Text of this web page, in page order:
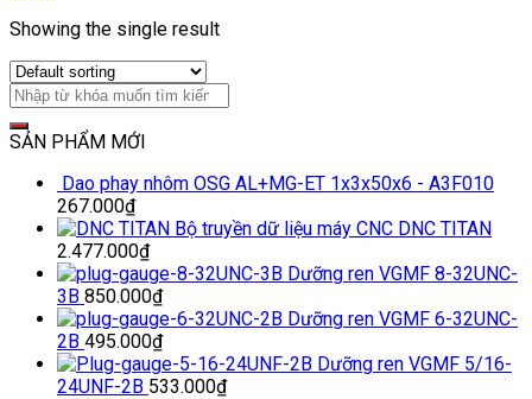
Showing the single result
SẢN PHẨM MỚI
Dao phay nhôm OSG AL+MG-ET 1x3x50x6 - A3F010
267.000₫
Bộ truyền dữ liệu máy CNC DNC TITAN
2.477.000₫
Dưỡng ren VGMF 8-32UNC-
3B 850.000₫
Dưỡng ren VGMF 6-32UNC-
2B 495.000₫
Dưỡng ren VGMF 5/16-
24UNF-2B 533.000₫